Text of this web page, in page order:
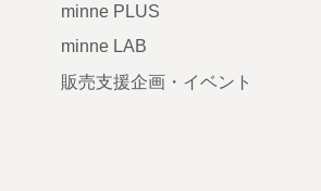
minne PLUS
minne LAB
販売支援企画・イベント